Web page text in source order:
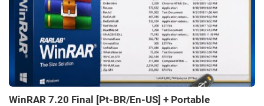
WinRAR 7.20 Final [Pt-BR/En-US] + Portable